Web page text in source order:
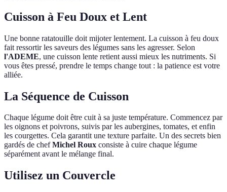
Cuisson à Feu Doux et Lent
Une bonne ratatouille doit mijoter lentement. La cuisson à feu doux
fait ressortir les saveurs des légumes sans les agresser. Selon
l'ADEME, une cuisson lente retient aussi mieux les nutriments. Si
vous êtes pressé, prendre le temps change tout : la patience est votre
alliée.
La Séquence de Cuisson
Chaque légume doit être cuit à sa juste température. Commencez par
les oignons et poivrons, suivis par les aubergines, tomates, et enfin
les courgettes. Cela garantit une texture parfaite. Un des secrets bien
gardés de chefMichel Roux consiste à cuire chaque légume
séparément avant le mélange final.
Utilisez un Couvercle